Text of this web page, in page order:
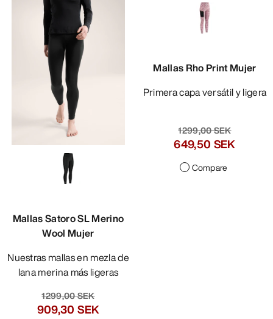
Mallas Satoro SL Merino
Wool Mujer
Nuestras mallas en mezla de
lana merina más ligeras
1299,00 SEK
909,30 SEK
Mallas Rho Print Mujer
Primera capa versátil y ligera
1299,00 SEK
649,50 SEK
Compare